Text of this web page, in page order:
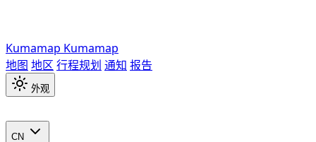
Kumamap Kumamap
地图 地区 行程规划 通知 报告
外观
CN